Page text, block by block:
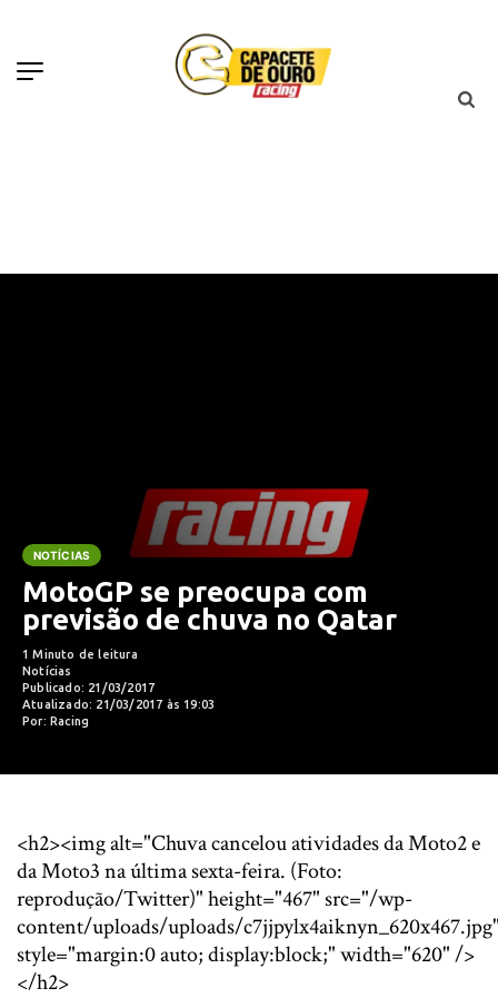
NOTÍCIAS
MotoGP se preocupa com
previsão de chuva no Qatar
1 Minuto de leitura
Notícias
Publicado: 21/03/2017
Atualizado: 21/03/2017 às 19:03
Por: Racing
<h2><img alt="Chuva cancelou atividades da Moto2 e
da Moto3 na última sexta-feira. (Foto:
reprodução/Twitter)" height="467" src="/wp-
content/uploads/uploads/
style="margin:0 auto; display:block;" width="620" />
</h2>